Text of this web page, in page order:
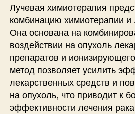
Лучевая химиотерапия
комбинацию химиотерапии и
Она основана на
воздействии на опухоль
препаратов и
метод позволяет усилить
лекарственных средств и
на опухоль, что приводит к
эффективности лечения